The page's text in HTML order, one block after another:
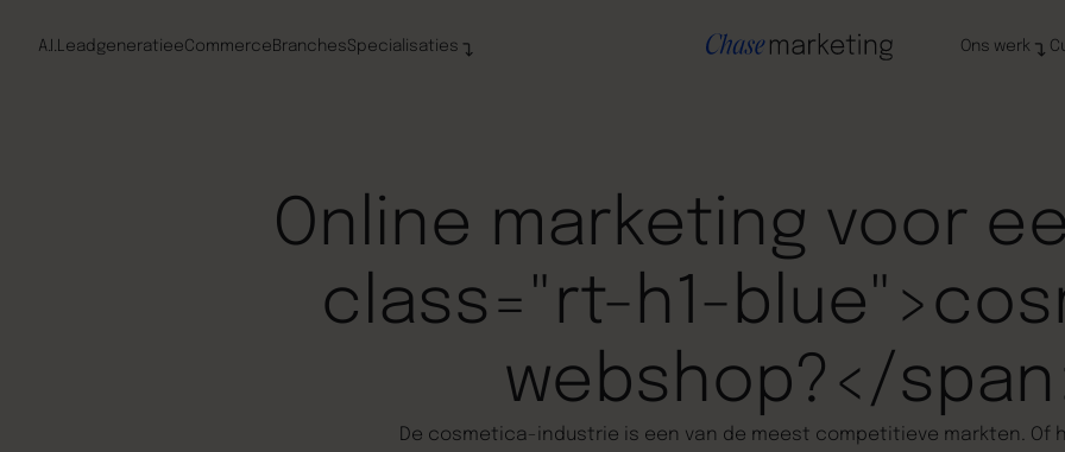
A.I. LeadgeneratieeCommerce BranchesSpecialisaties Ons werk
Online marketing voor
class="rt-h1-
webshop?</
De cosmetica-industrie is een van de meest competitieve markten. Of